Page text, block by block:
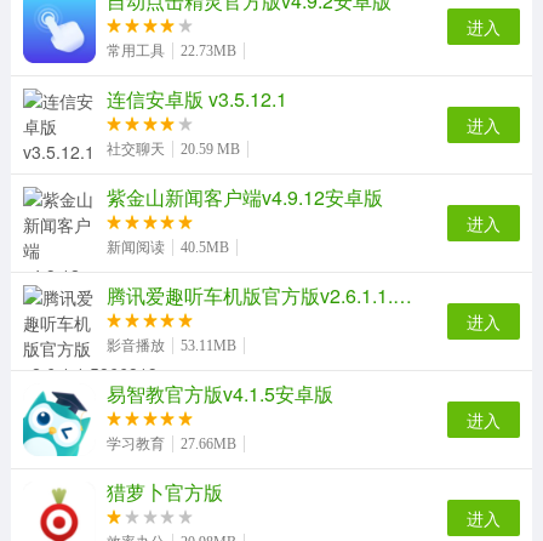
常用工具 22.73MB
进入
连信安卓版 v3.5.12.1
社交聊天 20.59 MB
进入
紫金山新闻客户端v4.9.12安卓版
新闻阅读 40.5MB
进入
腾讯爱趣听车机版官方版v2.6.1.1.5866819安卓版
影音播放 53.11MB
进入
易智教官方版v4.1.5安卓版
学习教育 27.66MB
进入
猎萝卜官方版
进入